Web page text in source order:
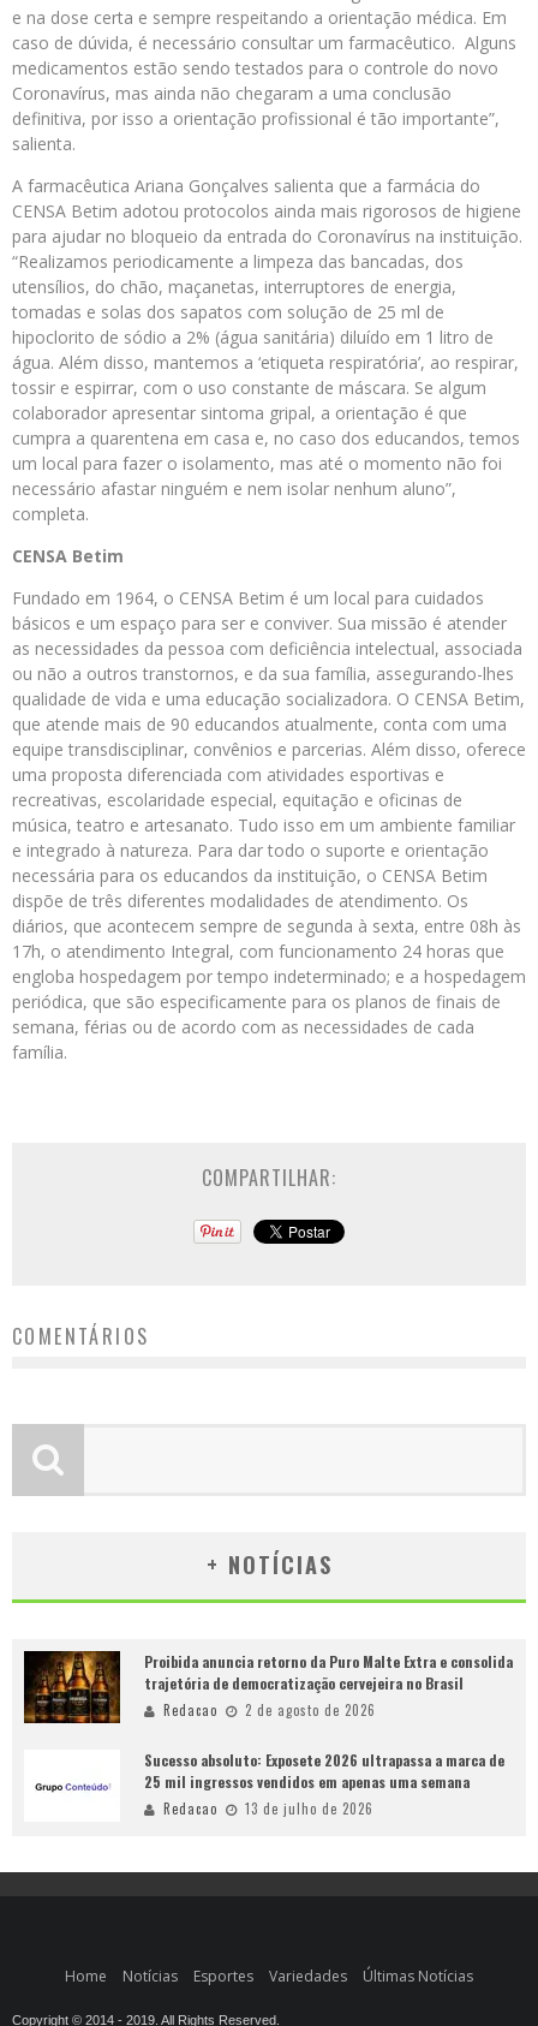
e na dose certa e sempre respeitando a orientação médica. Em
caso de dúvida, é necessário consultar um farmacêutico. Alguns
medicamentos estão sendo testados para o controle do novo
Coronavírus, mas ainda não chegaram a uma conclusão
definitiva, por isso a orientação profissional é tão importante”,
salienta.
A farmacêutica Ariana Gonçalves salienta que a farmácia do
CENSA Betim adotou protocolos ainda mais rigorosos de higiene
para ajudar no bloqueio da entrada do Coronavírus na instituição.
“Realizamos periodicamente a limpeza das bancadas, dos
utensílios, do chão, maçanetas, interruptores de energia,
tomadas e solas dos sapatos com solução de 25 ml de
hipoclorito de sódio a 2% (água sanitária) diluído em 1 litro de
água. Além disso, mantemos a ‘etiqueta respiratória’, ao respirar,
tossir e espirrar, com o uso constante de máscara. Se algum
colaborador apresentar sintoma gripal, a orientação é que
cumpra a quarentena em casa e, no caso dos educandos, temos
um local para fazer o isolamento, mas até o momento não foi
necessário afastar ninguém e nem isolar nenhum aluno”,
completa.
CENSA Betim
Fundado em 1964, o CENSA Betim é um local para cuidados
básicos e um espaço para ser e conviver. Sua missão é atender
as necessidades da pessoa com deficiência intelectual, associada
ou não a outros transtornos, e da sua família, assegurando-lhes
qualidade de vida e uma educação socializadora. O CENSA Betim,
que atende mais de 90 educandos atualmente, conta com uma
equipe transdisciplinar, convênios e parcerias. Além disso, oferece
uma proposta diferenciada com atividades esportivas e
recreativas, escolaridade especial, equitação e oficinas de
música, teatro e artesanato. Tudo isso em um ambiente familiar
e integrado à natureza. Para dar todo o suporte e orientação
necessária para os educandos da instituição, o CENSA Betim
dispõe de três diferentes modalidades de atendimento. Os
diários, que acontecem sempre de segunda à sexta, entre 08h às
17h, o atendimento Integral, com funcionamento 24 horas que
engloba hospedagem por tempo indeterminado; e a hospedagem
periódica, que são especificamente para os planos de finais de
semana, férias ou de acordo com as necessidades de cada
família.
COMPARTILHAR:
COMENTÁRIOS
+ NOTÍCIAS
Proibida anuncia retorno da Puro Malte Extra e consolida
trajetória de democratização cervejeira no Brasil
Redacao 2 de agosto de 2026
Sucesso absoluto: Exposete 2026 ultrapassa a marca de
25 mil ingressos vendidos em apenas uma semana
Redacao 13 de julho de 2026
Home Notícias Esportes Variedades Últimas Notícias
Copyright © 2014 - 2019. All Rights Reserved.